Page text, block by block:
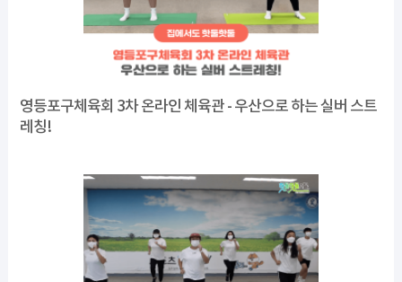
영등포구체육회 3차 온라인 체육관 - 우산으로 하는 실버 스트
레칭!